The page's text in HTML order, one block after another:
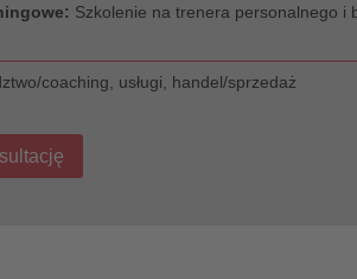
Szkolenie na trenera personalnego i
coaching, usługi, handel/sprzedaż